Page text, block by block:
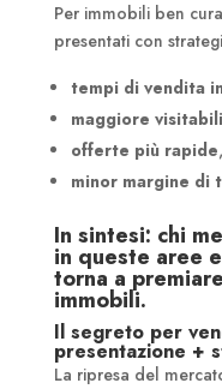
Per immobili ben
presentati con
tempi di vendita
maggiore
offerte più rapide,
minor margine di
In sintesi: chi
in queste aree
torna a
immobili.
Il segreto per
presentazione +
La ripresa del